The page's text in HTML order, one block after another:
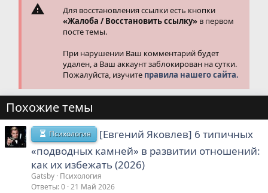
Для восстановления ссылки есть кнопки
«Жалоба / Восстановить ссылку» в первом
посте темы.
При нарушении Ваш комментарий будет
удален, а Ваш аккаунт заблокирован на сутки.
Пожалуйста, изучите правила нашего сайта.
Похожие темы
Психология
[Евгений Яковлев] 6 типичных
«подводных камней» в развитии отношений:
как их избежать (2026)
Gatsby Психология
Ответы 0 21 Май 2026